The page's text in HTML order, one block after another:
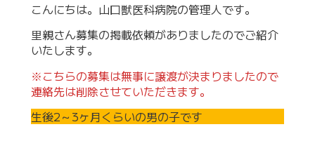
こんにちは。山口獣医科病院の管理人です。
里親さん募集の掲載依頼がありましたのでご紹介
いたします。
※こちらの募集は無事に譲渡が決まりましたので
連絡先は削除させていただきます。
生後2～3ヶ月くらいの男の子です